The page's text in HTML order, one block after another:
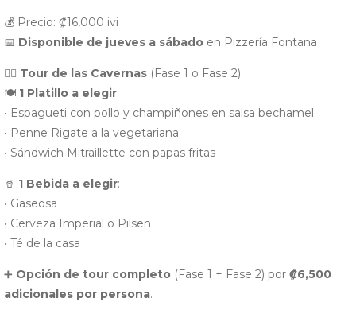
💰 Precio: ₡16,000 ivi
📅 Disponible de jueves a sábado en Pizzería Fontana
🕵️‍♂️ Tour de las Cavernas (Fase 1 o Fase 2)
🍽️ 1 Platillo a elegir:
• Espagueti con pollo y champiñones en salsa bechamel
• Penne Rigate a la vegetariana
• Sándwich Mitraillette con papas fritas
🥤 1 Bebida a elegir:
• Gaseosa
• Cerveza Imperial o Pilsen
• Té de la casa
➕ Opción de tour completo (Fase 1 + Fase 2) por ₡6,500
adicionales por persona.